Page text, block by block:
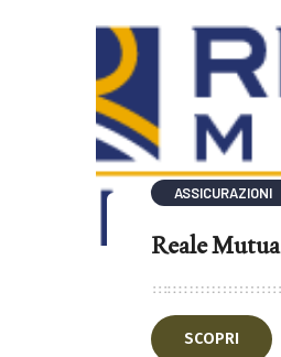
ASSICURAZIONI
Reale Mutua
SCOPRI